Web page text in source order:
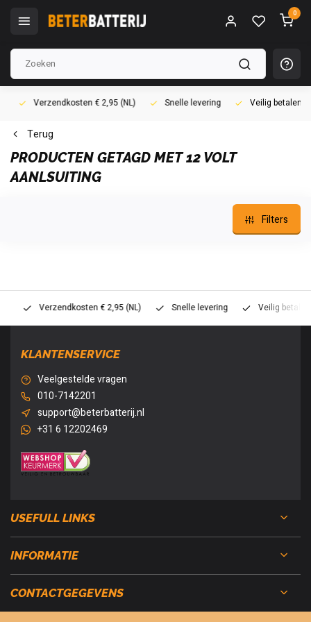
0
Verzendkosten € 2,95 (NL) Snelle levering Veilig betalen
Terug
PRODUCTEN GETAGD MET 12 VOLT
AANLSUITING
Filters
Verzendkosten € 2,95 (NL) Snelle levering Veilig betalen
KLANTENSERVICE
Veelgestelde vragen
010-7142201
support@beterbatterij.nl
+31 6 12202469
USEFULL LINKS
INFORMATIE
CONTACTGEGEVENS